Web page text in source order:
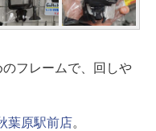
フレームで、回しや
葉原駅前店。